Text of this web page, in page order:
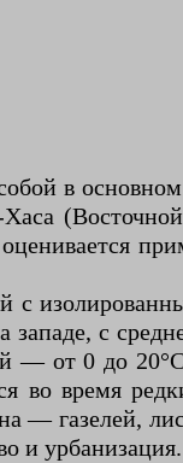
в
с
западе, с
— от 0 до
время
— газелей,
и урбанизация.